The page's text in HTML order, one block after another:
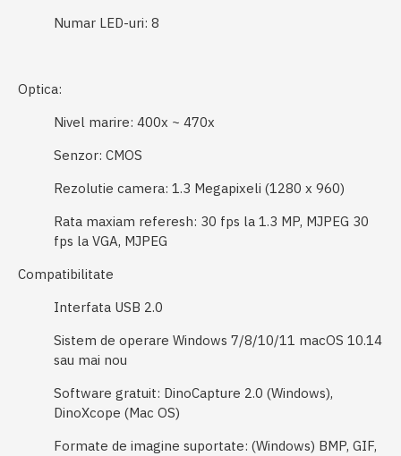
Numar LED-uri: 8
Optica:
Nivel marire: 400x ~ 470x
Senzor: CMOS
Rezolutie camera: 1.3 Megapixeli (1280 x 960)
Rata maxiam referesh: 30 fps la 1.3 MP, MJPEG 30
fps la VGA, MJPEG
Compatibilitate
Interfata USB 2.0
Sistem de operare Windows 7/8/10/11 macOS 10.14
sau mai nou
Software gratuit: DinoCapture 2.0 (Windows),
DinoXcope (Mac OS)
Formate de imagine suportate: (Windows) BMP, GIF,